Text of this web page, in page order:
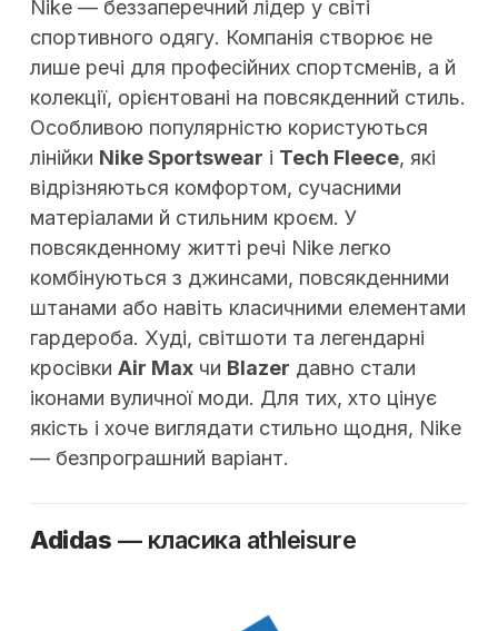
Nike — беззаперечний лідер у світі
спортивного одягу. Компанія створює не
лише речі для професійних спортсменів, а й
колекції, орієнтовані на повсякденний стиль.
Особливою популярністю користуються
лінійки Nike Sportswear і Tech Fleece, які
відрізняються комфортом, сучасними
матеріалами й стильним кроєм. У
повсякденному житті речі Nike легко
комбінуються з джинсами, повсякденними
штанами або навіть класичними елементами
гардероба. Худі, світшоти та легендарні
кросівки Air Max чи Blazer давно стали
іконами вуличної моди. Для тих, хто цінує
якість і хоче виглядати стильно щодня, Nike
— безпрограшний варіант.
Adidas — класика athleisure